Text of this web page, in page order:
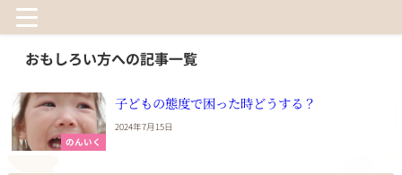
おもしろい方への記事一覧
のんいく
子どもの態度で困った時どうする？
2024年7月15日